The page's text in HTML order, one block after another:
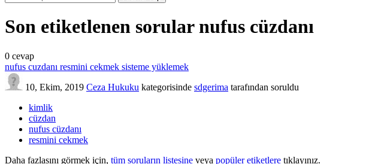
Son etiketlenen sorular nufus cüzdanı
0 cevap
nufus cuzdanı resmini cekmek sisteme yüklemek
10, Ekim, 2019 Ceza Hukuku kategorisinde sdgerima tarafından soruldu
kimlik
cüzdan
nufus cüzdanı
resmini cekmek
Daha fazlasını görmek için, tüm soruların listesine veya popüler etiketlere tıklayınız.